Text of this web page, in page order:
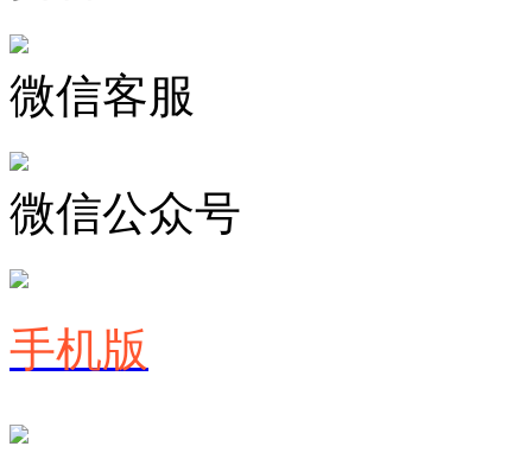
微信客服
微信公众号
手机版